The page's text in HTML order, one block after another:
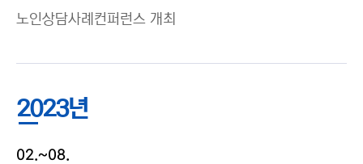
노인상담사례컨퍼런스 개최
2023년
02.~08.